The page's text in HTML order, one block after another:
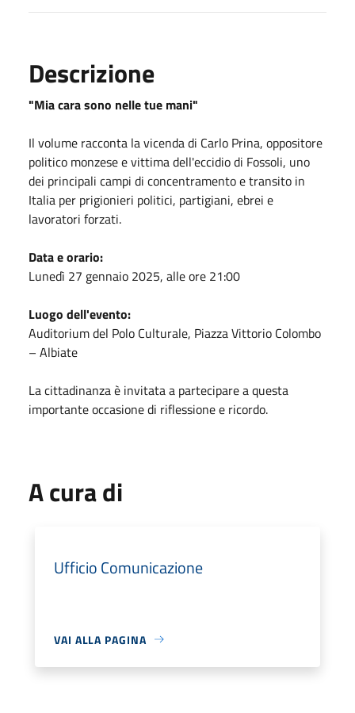
Descrizione
"Mia cara sono nelle tue mani"
Il volume racconta la vicenda di Carlo Prina, oppositore
politico monzese e vittima dell'eccidio di Fossoli, uno
dei principali campi di concentramento e transito in
Italia per prigionieri politici, partigiani, ebrei e
lavoratori forzati.
Data e orario:
Lunedì 27 gennaio 2025, alle ore 21:00
Luogo dell'evento:
Auditorium del Polo Culturale, Piazza Vittorio Colombo
– Albiate
La cittadinanza è invitata a partecipare a questa
importante occasione di riflessione e ricordo.
A cura di
Ufficio Comunicazione
VAI ALLA PAGINA